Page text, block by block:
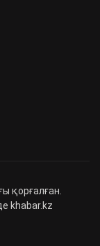
қорғалған.
khabar.kz